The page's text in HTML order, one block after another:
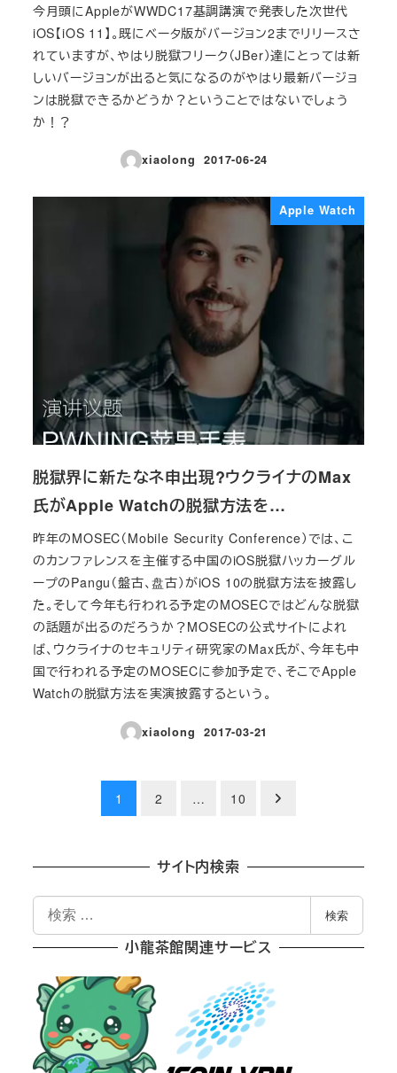
今月頭にAppleがWWDC17基調講演で発表した次世代
iOS【iOS 11】。既にベータ版がバージョン2までリリースさ
れていますが、やはり脱獄フリーク（JBer）達にとっては新
しいバージョンが出ると気になるのがやはり最新バージョ
ンは脱獄できるかどうか？ということではないでしょう
か！？
xiaolong
投稿日
2017-06-24
Apple Watch
脱獄界に新たなネ申出現?ウクライナのMax
氏がApple Watchの脱獄方法を…
昨年のMOSEC（Mobile Security Conference）では、こ
のカンファレンスを主催する中国のiOS脱獄ハッカーグル
ープのPangu（盤古、盘古）がiOS 10の脱獄方法を披露し
た。そして今年も行われる予定のMOSECではどんな脱獄
の話題が出るのだろうか？MOSECの公式サイトによれ
ば、ウクライナのセキュリティ研究家のMax氏が、今年も中
国で行われる予定のMOSECに参加予定で、そこでApple
Watchの脱獄方法を実演披露するという。
xiaolong
投稿日
2017-03-21
の
ペ
ー
ジ
送
り
1 2 … 10
サイト内検索
索
検索
小龍茶館関連サービス